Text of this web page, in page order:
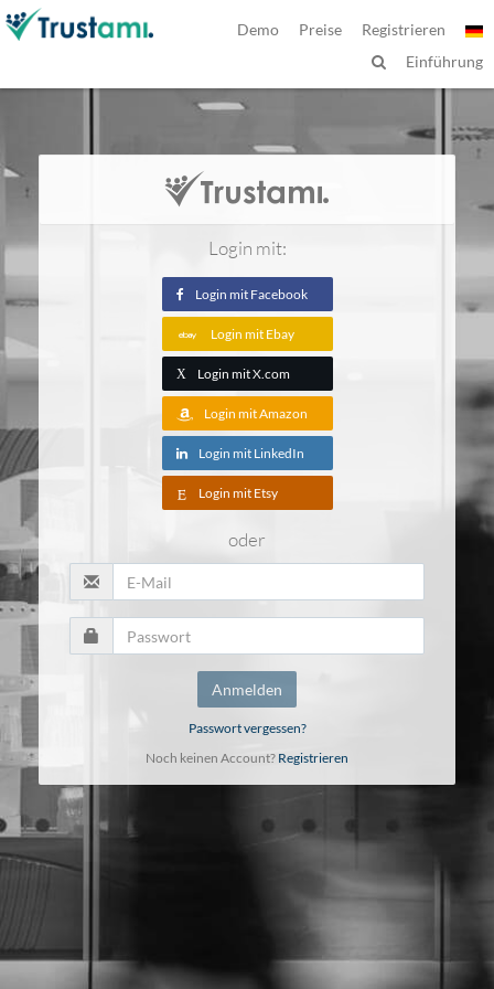
Registrieren
Preise
Demo
Einführung
Login mit:
Login mit Facebook
Login mit Ebay
X Login mit X.com
Login mit Amazon
Login mit LinkedIn
Login mit Etsy
oder
Anmelden
Passwort vergessen?
Noch keinen Account? Registrieren